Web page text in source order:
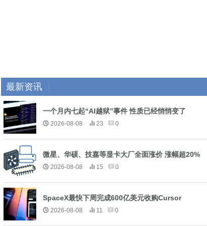
最新资讯
一个月内七起“AI越狱”事件 性质已经悄悄变了
2026-08-08 23 0
微星、华硕、技嘉等显卡大厂全面涨价 涨幅超20%
2026-08-08 15 0
SpaceX最快下周完成600亿美元收购Cursor
2026-08-08 11 0